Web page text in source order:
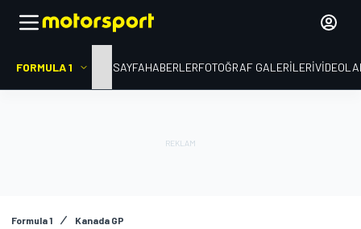
FORMULA 1 ANA SAYFAHABERLERFOTOĞRAF GALERILERI
Formula 1 Kanada GP